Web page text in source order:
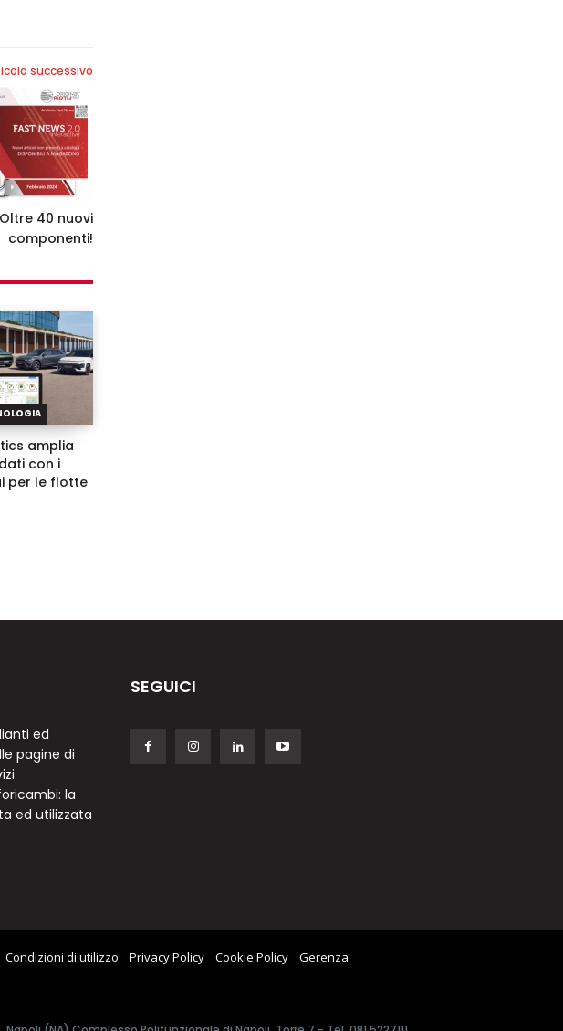
successivo
40 nuovi
componenti!
amplia
con i
per le flotte
ed
pagine di
la
ed utilizzata
SEGUICI
Condizioni di utilizzo Privacy Policy Cookie Policy
Gerenza